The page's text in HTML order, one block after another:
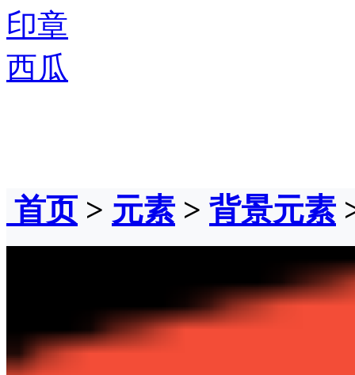
印章
西瓜
首页> 元素 > 背景元素